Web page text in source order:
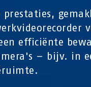
prestaties,
efficiënte
– bijv. in